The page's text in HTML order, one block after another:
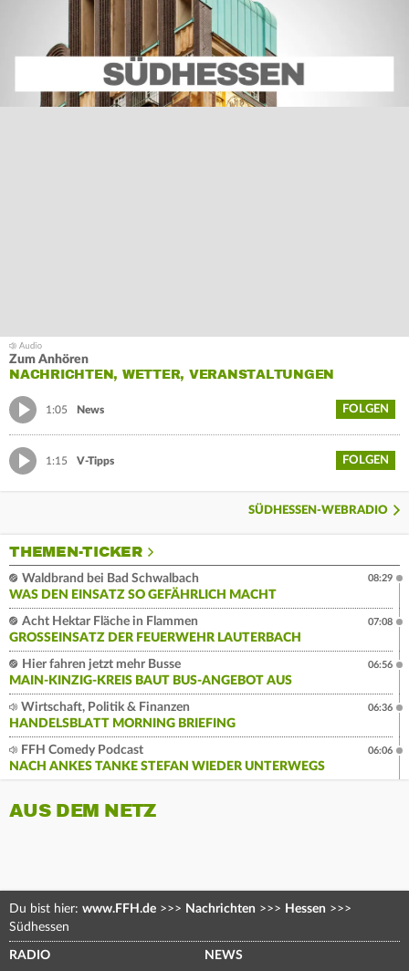
Zum Anhören
NACHRICHTEN, WETTER, VERANSTALTUNGEN
1:05 News FOLGEN
1:15 V-Tipps FOLGEN
SÜDHESSEN-WEBRADIO
THEMEN-TICKER
Waldbrand bei Bad Schwalbach
WAS DEN EINSATZ SO GEFÄHRLICH MACHT
08:29
Acht Hektar Fläche in Flammen
GROSSEINSATZ DER FEUERWEHR LAUTERBACH
07:08
Hier fahren jetzt mehr Busse
MAIN-KINZIG-KREIS BAUT BUS-ANGEBOT AUS
06:56
Wirtschaft, Politik & Finanzen
HANDELSBLATT MORNING BRIEFING
06:36
FFH Comedy Podcast
NACH ANKES TANKE STEFAN WIEDER UNTERWEGS
06:06
AUS DEM NETZ
Du bist hier: www.FFH.de >>> Nachrichten >>> Hessen >>>
Südhessen
RADIO NEWS